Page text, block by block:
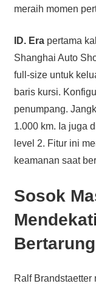
meraih momen
ID. Erapertama
Shanghai Auto
full-size untuk
baris kursi.
penumpang.
1.000 km. Ia juga
level 2. Fitur ini
keamanan saat
Sosok
Bertarung
Ralf Brandstaetter